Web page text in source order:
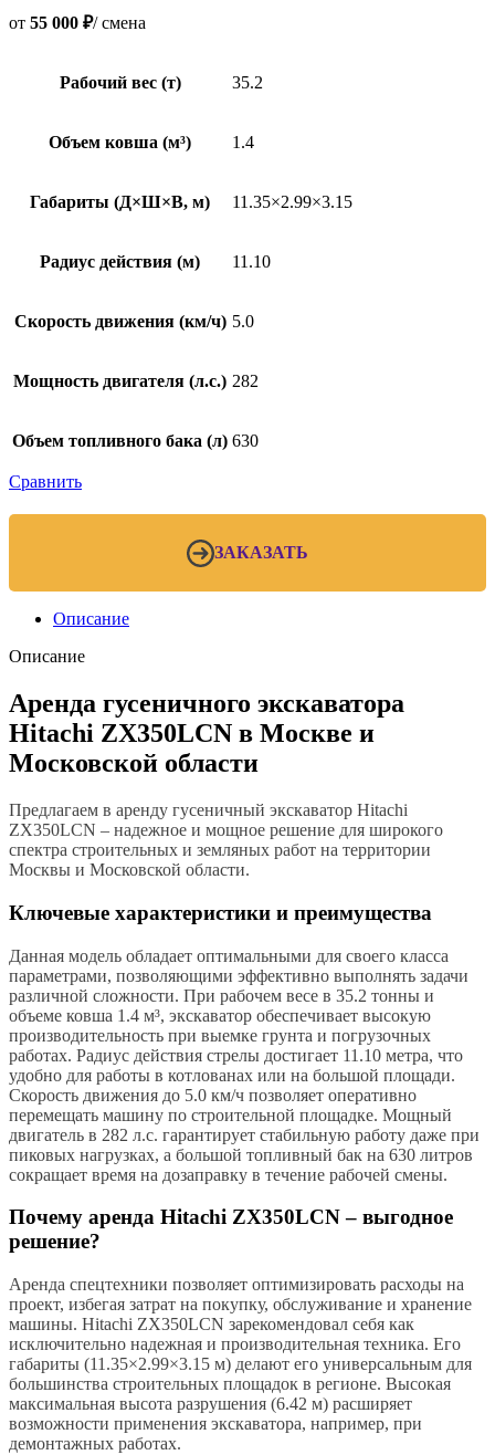
от 55 000 ₽/ смена
Рабочий вес (т) 35.2
Объем ковша (м³) 1.4
Габариты (Д×Ш×В, м) 11.35×2.99×3.15
Радиус действия (м) 11.10
Скорость движения (км/ч) 5.0
Мощность двигателя (л.с.) 282
Объем топливного бака (л) 630
Сравнить
ЗАКАЗАТЬ
Описание
Описание
Аренда гусеничного экскаватора
Hitachi ZX350LCN в Москве и
Московской области
Предлагаем в аренду гусеничный экскаватор Hitachi
ZX350LCN – надежное и мощное решение для широкого
спектра строительных и земляных работ на территории
Москвы и Московской области.
Ключевые характеристики и преимущества
Данная модель обладает оптимальными для своего класса
параметрами, позволяющими эффективно выполнять задачи
различной сложности. При рабочем весе в 35.2 тонны и
объеме ковша 1.4 м³, экскаватор обеспечивает высокую
производительность при выемке грунта и погрузочных
работах. Радиус действия стрелы достигает 11.10 метра, что
удобно для работы в котлованах или на большой площади.
Скорость движения до 5.0 км/ч позволяет оперативно
перемещать машину по строительной площадке. Мощный
двигатель в 282 л.с. гарантирует стабильную работу даже при
пиковых нагрузках, а большой топливный бак на 630 литров
сокращает время на дозаправку в течение рабочей смены.
Почему аренда Hitachi ZX350LCN – выгодное
решение?
Аренда спецтехники позволяет оптимизировать расходы на
проект, избегая затрат на покупку, обслуживание и хранение
машины. Hitachi ZX350LCN зарекомендовал себя как
исключительно надежная и производительная техника. Его
габариты (11.35×2.99×3.15 м) делают его универсальным для
большинства строительных площадок в регионе. Высокая
максимальная высота разрушения (6.42 м) расширяет
возможности применения экскаватора, например, при
демонтажных работах.